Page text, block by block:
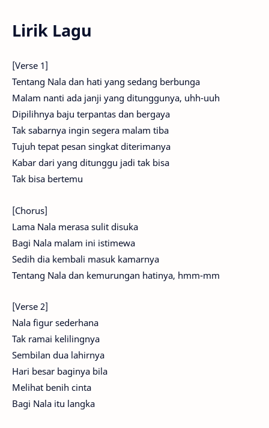
Lirik Lagu
[Verse 1]
Tentang Nala dan hati yang sedang berbunga
Malam nanti ada janji yang ditunggunya, uhh-uuh
Dipilihnya baju terpantas dan bergaya
Tak sabarnya ingin segera malam tiba
Tujuh tepat pesan singkat diterimanya
Kabar dari yang ditunggu jadi tak bisa
Tak bisa bertemu
[Chorus]
Lama Nala merasa sulit disuka
Bagi Nala malam ini istimewa
Sedih dia kembali masuk kamarnya
Tentang Nala dan kemurungan hatinya, hmm-mm
[Verse 2]
Nala figur sederhana
Tak ramai kelilingnya
Sembilan dua lahirnya
Hari besar baginya bila
Melihat benih cinta
Bagi Nala itu langka